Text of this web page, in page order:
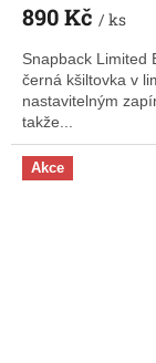
890 Kč / ks
Snapback Limited
černá kšiltovka v
nastavitelným
takže...
Akce